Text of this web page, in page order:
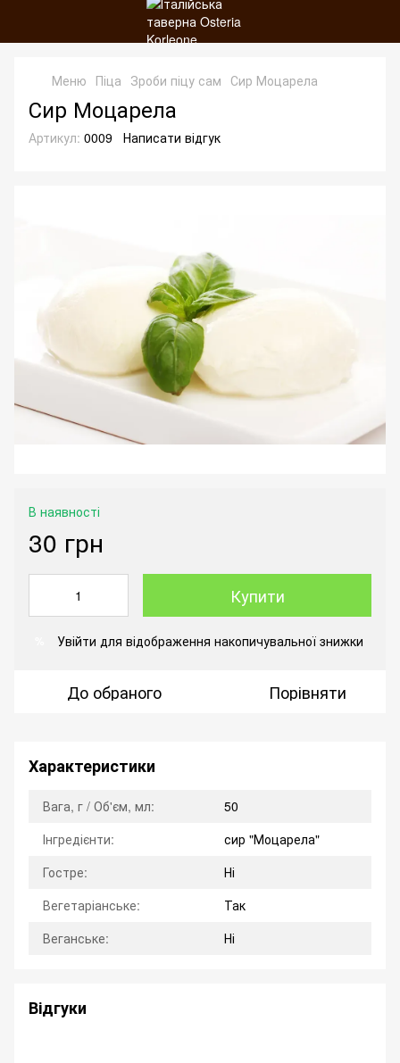
Меню Піца Зроби піцу сам Сир Моцарела
Сир Моцарела
Артикул: 0009 Написати відгук
В наявності
30 грн
Купити
Увійти для відображення накопичувальної знижки
До обраного Порівняти
Характеристики
Вага, г / Об'єм, мл:
50
Інгредієнти:
сир "Моцарела"
Гостре:
Ні
Вегетаріанське:
Так
Веганське:
Ні
Відгуки